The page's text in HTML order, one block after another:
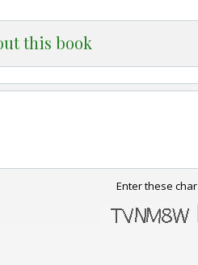
this book
Enter these